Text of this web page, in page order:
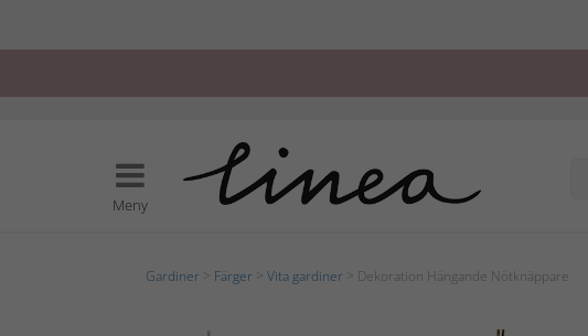
Meny
Gardiner Färger Vita gardiner > Dekoration Hängande Nötknäppare